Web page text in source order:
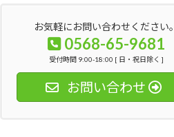
お気軽にお問い合わせください。
0568-65-9681
受付時間 9:00-18:00 [ 日・祝日除く ]
お問い合わせ